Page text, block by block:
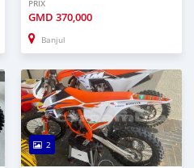
PRIX
GMD 370,000
Banjul
2